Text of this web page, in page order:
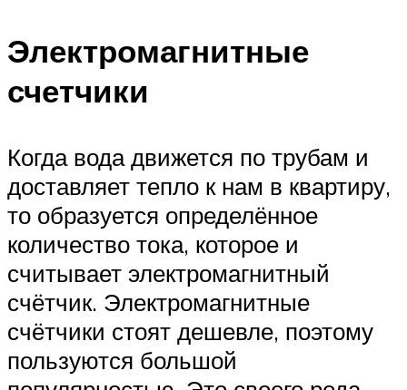
Электромагнитные
счетчики
Когда вода движется по трубам и
доставляет тепло к нам в квартиру,
то образуется определённое
количество тока, которое и
считывает электромагнитный
счётчик. Электромагнитные
счётчики стоят дешевле, поэтому
пользуются большой